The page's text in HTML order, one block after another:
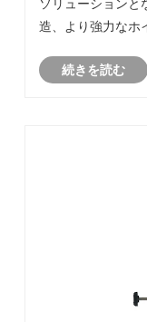
ソリューションと
造、より強力なホ
ポートし、ビーチ
続きを読む